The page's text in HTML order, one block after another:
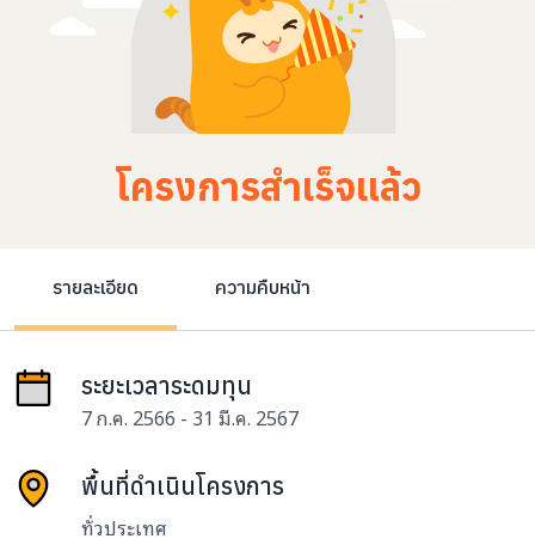
โครงการสำเร็จแล้ว
รายละเอียด ความคืบหน้า
ระยะเวลาระดมทุน
7 ก.ค. 2566 - 31 มี.ค. 2567
พื้นที่ดำเนินโครงการ
ทั่วประเทศ